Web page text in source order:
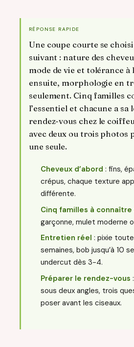
RÉPONSE RAPIDE
Une coupe courte se
suivant : nature des
mode de vie et tolérance à
ensuite, morphologie en
seulement. Cinq familles
l’essentiel et chacune a sa
rendez-vous chez le
avec deux ou trois photos
une seule.
Cheveux d’abord : fins,
crépus, chaque texture
différente.
Cinq familles à connaître
garçonne, mulet moderne
Entretien réel : pixie
semaines, bob jusqu’à 10
undercut dès 3-4.
Préparer le rendez-vous
sous deux angles, trois
poser avant les ciseaux.